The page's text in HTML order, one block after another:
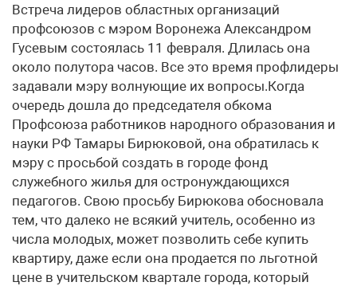
Встреча лидеров областных организаций
профсоюзов с мэром Воронежа Александром
Гусевым состоялась 11 февраля. Длилась она
около полутора часов. Все это время профлидеры
задавали мэру волнующие их вопросы.Когда
очередь дошла до председателя обкома
Профсоюза работников народного образования и
науки РФ Тамары Бирюковой, она обратилась к
мэру с просьбой создать в городе фонд
служебного жилья для остронуждающихся
педагогов. Свою просьбу Бирюкова обосновала
тем, что далеко не всякий учитель, особенно из
числа молодых, может позволить себе купить
квартиру, даже если она продается по льготной
цене в учительском квартале города, который